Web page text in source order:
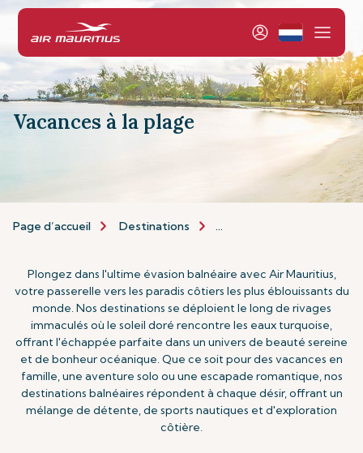
Vacances à la plage
Page d’accueil Destinations Types de Vacances
Plongez dans l'ultime évasion balnéaire avec Air Mauritius,
votre passerelle vers les paradis côtiers les plus éblouissants du
monde. Nos destinations se déploient le long de rivages
immaculés où le soleil doré rencontre les eaux turquoise,
offrant l'échappée parfaite dans un univers de beauté sereine
et de bonheur océanique. Que ce soit pour des vacances en
famille, une aventure solo ou une escapade romantique, nos
destinations balnéaires répondent à chaque désir, offrant un
mélange de détente, de sports nautiques et d'exploration
côtière.